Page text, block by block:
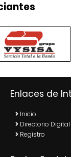
Enlaces de
Inicio
Directorio Digital
Registro